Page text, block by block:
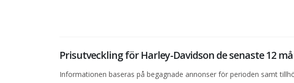
Prisutveckling för Harley-Davidson de senaste 12
Informationen baseras på begagnade annonser för perioden samt